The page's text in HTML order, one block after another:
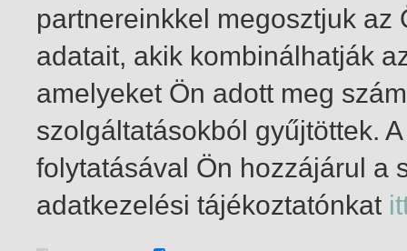
1-10 / összesen 10 találat
partnereinkkel megosztjuk
adatait, akik kombinálhatják
amelyeket Ön adott meg
szolgáltatásokból gyűjtöttek.
folytatásával Ön hozzájárul a
adatkezelési tájékoztatónkat